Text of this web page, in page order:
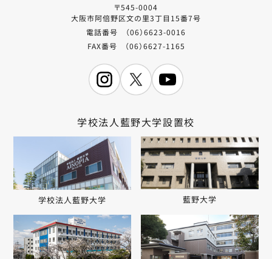
〒545-0004
大阪市阿倍野区文の里3丁目15番7号
電話番号 （06）6623-0016
FAX番号 （06）6627-1165
学校法人藍野大学設置校
学校法人藍野大学 藍野大学